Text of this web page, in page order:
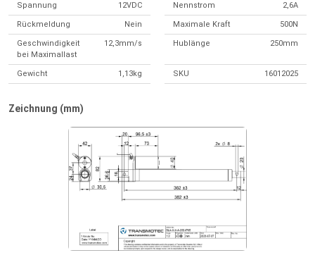
Spannung 12VDC Nennstrom 2,6A
Rückmeldung Nein Maximale Kraft 500N
Geschwindigkeit
bei Maximallast
12,3mm/s Hublänge 250mm
Gewicht 1,13kg SKU 16012025
Zeichnung (mm)